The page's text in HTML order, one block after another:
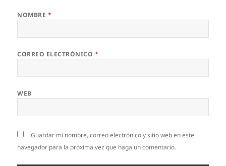
NOMBRE *
CORREO ELECTRÓNICO *
WEB
Guardar mi nombre, correo electrónico y sitio web en este
navegador para la próxima vez que haga un comentario.